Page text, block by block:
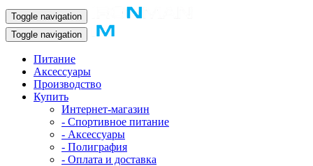
Toggle navigation
Toggle navigation
Питание
Аксессуары
Производство
Купить
Интернет-магазин
- Спортивное питание
- Аксессуары
- Полиграфия
- Оплата и доставка